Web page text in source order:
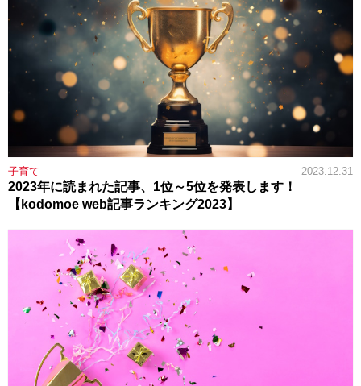
子育て 2023.12.31
2023年に読まれた記事、1位～5位を発表します！
【kodomoe web記事ランキング2023】